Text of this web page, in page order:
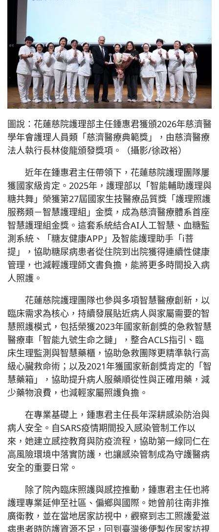
圖說：花蓮慈院護理部主任鍾惠君獲頒2026年慈濟醫
學年會護理人員類「慈濟醫療典範獎」，由慈濟醫療
法人執行長林俊龍頒發獎項。（攝影/徐政裕）
近年在鍾惠君主任帶領下，花蓮慈院護理團隊屢
獲國家級肯定。2025年，護理部以「智能輔助護理與
糖共舞」榮獲第27屆國家生技醫療品質獎「護理照護
服務類－智慧護理組」金獎，成為慈濟醫療體系首座
智慧護理組金獎。這套系統結合AI人工智慧、血糖監
測系統、「糖友健康APP」及智能護理助手「i菩
提」，協助糖尿病患者從住院到出院獲得連續性健康
管理，也減輕護理師文書負擔，能將更多時間投入病
人照護。
花蓮慈院護理團隊也參與多項智慧醫療創新，以
臨床需求為核心，持續發展貼近病人與家屬需要的智
慧照護模式，包括榮獲2023年國家新創獎的急救智慧
醫療車「智能九號生命之鏈」，整合ACLS指引、臨
床生理監測與智慧藥櫃，協助急救團隊更精準執行高
級心臟救命術；以及2021年獲國家新創獎肯定的「智
慧藥箱」，協助提升病人服藥順從性與正確用藥，減
少藥物浪費，也減輕家屬照護負擔。
在專業基礎上，鍾惠君主任長年深耕感染防治與
病人安全。自SARS疫情期間投入感染管制工作以
來，她建立感控教育與防疫流程，協助第一線同仁在
高風險環境中落實防護，也讓感染管制成為守護醫病
安全的重要日常。
除了院內臨床照護與感控推動，鍾惠君主任也將
護理專業延伸至社區、偏鄉與國際。她曾前往南非推
廣衛教，並在當地居家訪視中，觀察到志工照護愛滋
病患者時防護資源不足，回到臺灣後便製作居家訪視